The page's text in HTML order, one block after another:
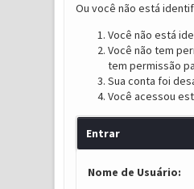
Ou você não está
Você não está
Você não tem
tem permissão
Sua conta foi
Você acessou
Entrar
Nome de Usuário: